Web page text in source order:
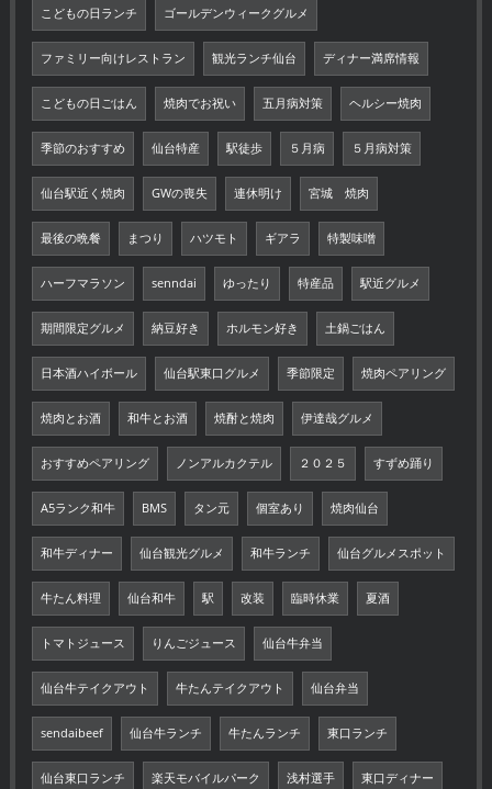
こどもの日ランチ ゴールデンウィークグルメ
ファミリー向けレストラン 観光ランチ仙台 ディナー満席情報
こどもの日ごはん 焼肉でお祝い 五月病対策 ヘルシー焼肉
季節のおすすめ 仙台特産 駅徒歩 ５月病 ５月病対策
仙台駅近く焼肉 GWの喪失 連休明け 宮城 焼肉
最後の晩餐 まつり ハツモト ギアラ 特製味噌
ハーフマラソン senndai ゆったり 特産品 駅近グルメ
期間限定グルメ 納豆好き ホルモン好き 土鍋ごはん
日本酒ハイボール 仙台駅東口グルメ 季節限定 焼肉ペアリング
焼肉とお酒 和牛とお酒 焼酎と焼肉 伊達哉グルメ
おすすめペアリング ノンアルカクテル ２０２５ すずめ踊り
A5ランク和牛 BMS タン元 個室あり 焼肉仙台
和牛ディナー 仙台観光グルメ 和牛ランチ 仙台グルメスポット
牛たん料理 仙台和牛 駅 改装 臨時休業 夏酒
トマトジュース りんごジュース 仙台牛弁当
仙台牛テイクアウト 牛たんテイクアウト 仙台弁当
sendaibeef 仙台牛ランチ 牛たんランチ 東口ランチ
仙台東口ランチ 楽天モバイルパーク 浅村選手 東口ディナー